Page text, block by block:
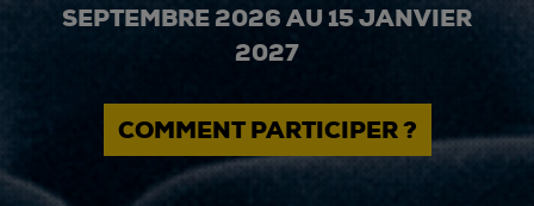
SEPTEMBRE 2026 AU 15 JANVIER
2027
COMMENT PARTICIPER ?